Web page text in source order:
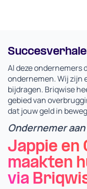
Al deze ondernemers
ondernemen. Wij zijn
bijdragen. Briqwise
gebied van
dat jouw geld in
Ondernemer
Jappie en
maakten
via